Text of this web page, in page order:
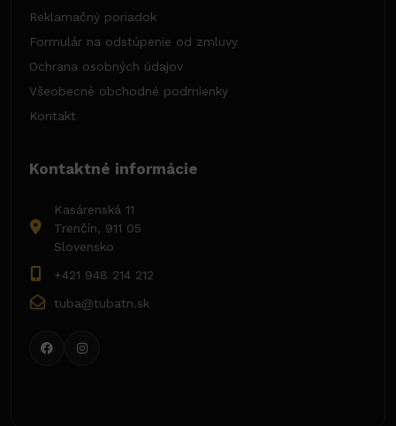
Reklamačný poriadok
Formulár na odstúpenie od zmluvy
Ochrana osobných údajov
Všeobecné obchodné podmienky
Kontakt
Kontaktné informácie
Kasárenská 11
Trenčín, 911 05
Slovensko
+421 948 214 212
tuba@tubatn.sk